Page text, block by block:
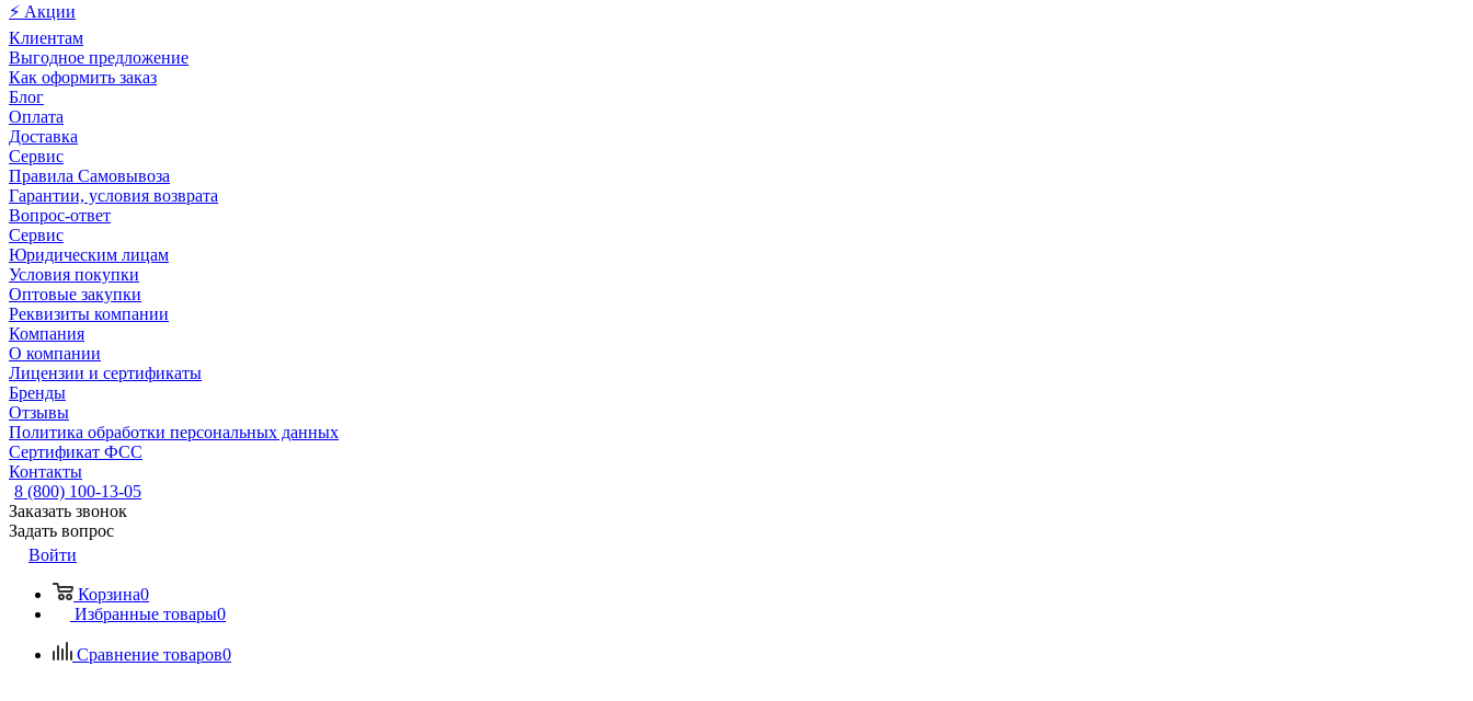
⚡ Акции
Клиентам
Выгодное предложение
Как оформить заказ
Блог
Оплата
Доставка
Сервис
Правила Самовывоза
Гарантии, условия возврата
Вопрос-ответ
Сервис
Юридическим лицам
Условия покупки
Оптовые закупки
Реквизиты компании
Компания
О компании
Лицензии и сертификаты
Бренды
Отзывы
Политика обработки персональных данных
Сертификат ФСС
Контакты
8 (800) 100-13-05
Заказать звонок
Задать вопрос
Войти
Корзина0
Избранные товары0
Сравнение товаров0